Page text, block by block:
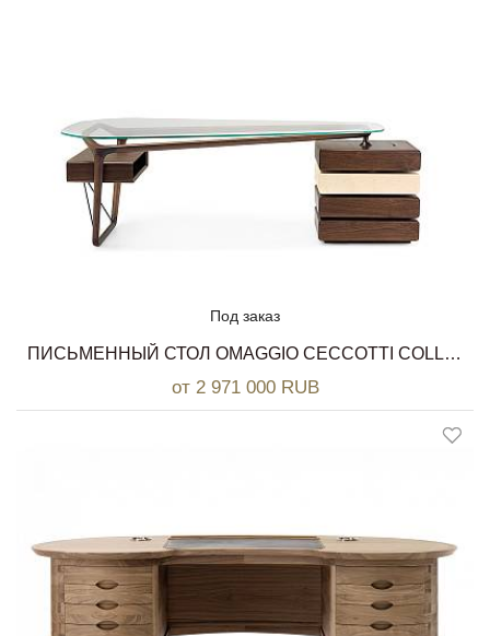
Под заказ
ПИСЬМЕННЫЙ СТОЛ OMAGGIO CECCOTTI COLLEZIONI
от 2 971 000 RUB